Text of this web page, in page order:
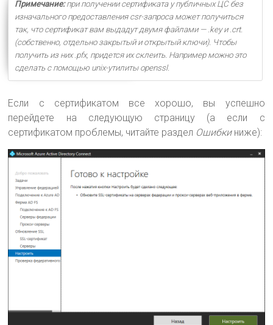
Примечание:при получении сертификата у публичных ЦС без
изначального предоставления csr-запроса может получиться
так, что сертификат вам выдадут двумя файлами — .key и .crt.
(собственно, отдельно закрытый и открытый ключи). Чтобы
получить из них .pfx, придется их склеить. Например можно это
сделать с помощью unix-утилиты openssl.
Если с сертификатом все хорошо, вы успешно
перейдете на следующую страницу (а если с
сертификатом проблемы, читайте раздел Ошибкиниже):